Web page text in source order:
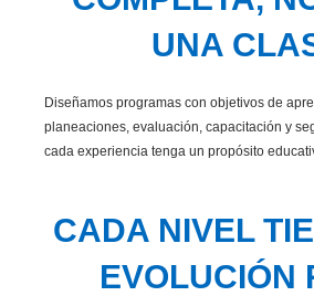
UNA
Diseñamos programas con objetivos de
planeaciones, evaluación, capacitación y
cada experiencia tenga un propósito
CADA NIVEL
EVOLUCIÓN